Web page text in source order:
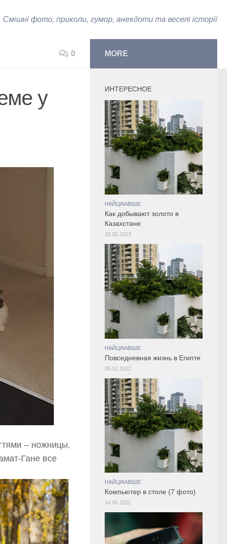
Смішні фото, приколи, гумор, анекдоти та веселі історії
0
у
– ножницы,
Гане все
MORE
ИНТЕРЕСНОЕ
НАЙЦІКАВІШЕ
Как добывают золото в
Казахстане
18.05.2013
НАЙЦІКАВІШЕ
Повседневная жизнь в Египте
05.01.2022
НАЙЦІКАВІШЕ
Компьютер в столе (7 фото)
14.06.2011